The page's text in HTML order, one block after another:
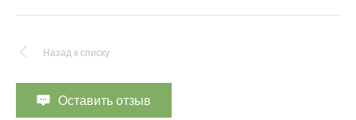
Назад к списку
Оставить отзыв